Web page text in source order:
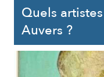
Quels
Auvers ?